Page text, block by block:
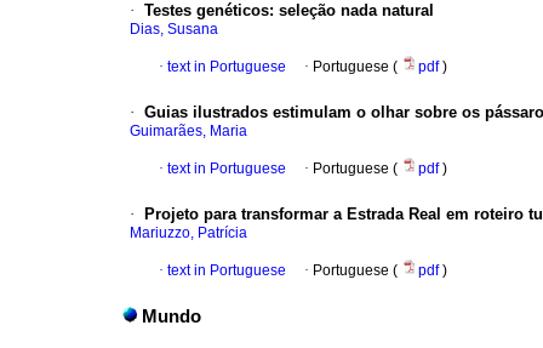
· Testes genéticos: seleção nada natural
Dias, Susana
· text in Portuguese · Portuguese ( pdf)
· Guias ilustrados estimulam o olhar sobre os
Guimarães, Maria
· text in Portuguese · Portuguese ( pdf)
· Projeto para transformar a Estrada Real em roteiro
Mariuzzo, Patrícia
· text in Portuguese · Portuguese ( pdf)
Mundo